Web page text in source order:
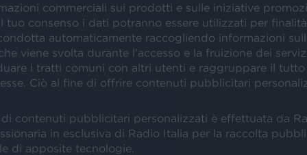
commerciali sui prodotti e sulle iniziative
tuo consenso i dati potranno essere utilizzati per
automaticamente raccogliendo informazioni
viene svolta durante l’accesso e la fruizione dei
i tratti comuni con altri utenti e raggruppare il tutto
Ciò al fine di offrire contenuti pubblicitari
di contenuti pubblicitari personalizzati è effettuata da
in esclusiva di Radio Italia per la raccolta
di apposite tecnologie.